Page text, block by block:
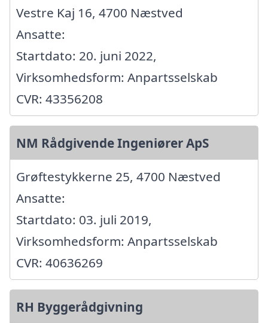
Vestre Kaj 16, 4700 Næstved
Ansatte:
Startdato: 20. juni 2022,
Virksomhedsform: Anpartsselskab
CVR: 43356208
NM Rådgivende Ingeniører ApS
Grøftestykkerne 25, 4700 Næstved
Ansatte:
Startdato: 03. juli 2019,
Virksomhedsform: Anpartsselskab
CVR: 40636269
RH Byggerådgivning